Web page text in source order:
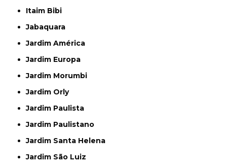
Itaim Bibi
Jabaquara
Jardim América
Jardim Europa
Jardim Morumbi
Jardim Orly
Jardim Paulista
Jardim Paulistano
Jardim Santa Helena
Jardim São Luiz